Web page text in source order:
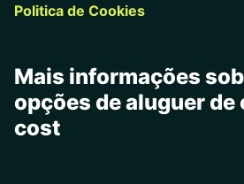
Politica de Cookies
Mais informações
opções de aluguer
cost